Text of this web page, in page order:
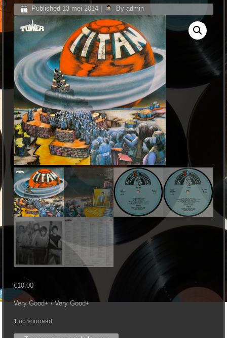
Published 13 mei 2014 By admin
€10.00
Very Good+ / Very Good+
1 op voorraad